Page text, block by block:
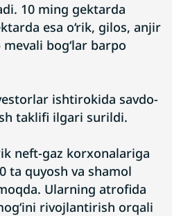
10 ming gektarda
esa o‘rik, gilos, anjir
bog‘lar barpo
ishtirokida savdo-
taklifi ilgari surildi.
neft-gaz korxonalariga
ta quyosh va shamol
Ularning atrofida
rivojlantirish orqali